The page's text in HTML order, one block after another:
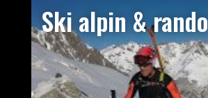
Ski alpin & rando